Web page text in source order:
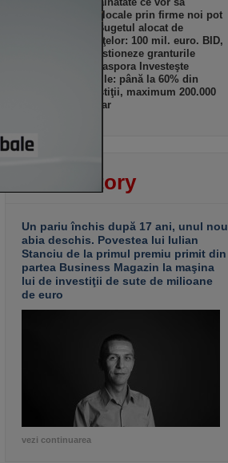
dezvolte afaceri locale prin firme noi pot
primi granturi. Bugetul alocat de
Ministerul Finanţelor: 100 mil. euro. BID,
mandatată să gestioneze granturile
programului „Diaspora Investeşte
Acasă”. Granturile: până la 60% din
creditul de investiţii, maximum 200.000
de euro/beneficiar
Cover story
Un pariu închis după 17 ani, unul nou
abia deschis. Povestea lui Iulian
Stanciu de la primul premiu primit din
partea Business Magazin la maşina
lui de investiţii de sute de milioane
de euro
vezi continuarea